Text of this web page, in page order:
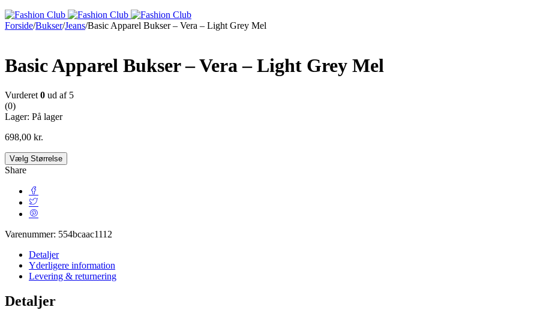
Forside/Bukser/Jeans/Basic Apparel Bukser – Vera – Light Grey Mel
Basic Apparel Bukser – Vera – Light Grey Mel
Vurderet 0 ud af 5
(0)
Lager: På lager
698,00 kr.
Vælg Størrelse
Share
Varenummer: 554bcaac1112
Detaljer
Yderligere information
Levering & returnering
Detaljer